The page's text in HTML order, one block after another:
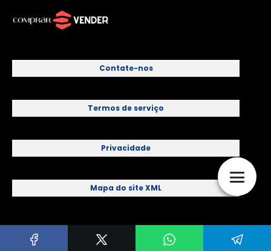
Contate-nos
Termos de serviço
Privacidade
Mapa do site XML